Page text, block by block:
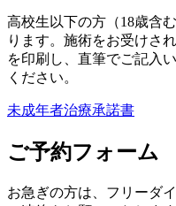
高校生以下の方（18歳含
ります。施術をお受けさ
を印刷し、直筆でご記入
ください。
未成年者治療承諾書
ご予約フォーム
お急ぎの方は、 フリーダ